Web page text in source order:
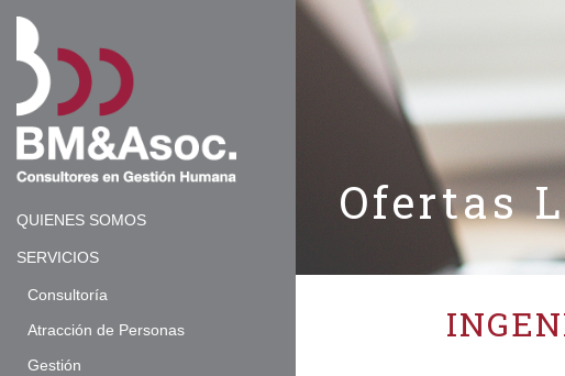
QUIENES SOMOS
SERVICIOS
Consultoría
Atracción de Personas
Gestión
Ofertas